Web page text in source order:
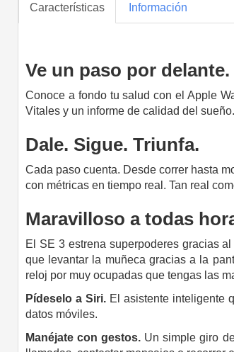
Características Información
Ve un paso por delante.
Conoce a fondo tu salud con el Apple
Vitales y un informe de calidad del
Dale. Sigue. Triunfa.
Cada paso cuenta. Desde correr hasta
con métricas en tiempo real. Tan real
Maravilloso a todas
El SE 3 estrena superpoderes gracias
que levantar la muñeca gracias a la
reloj por muy ocupadas que tengas las
Pídeselo a Siri. El asistente inteligente
datos móviles.
Manéjate con gestos. Un simple giro